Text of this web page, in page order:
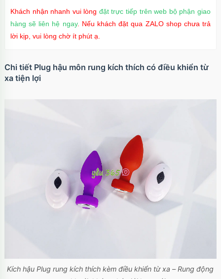
Ốp lưng MagSafe iPhone 17 Air Clear Case
trong suốt
Ốp lưng iPhone 17 Pro Clear Case Magnetic
trong suốt
OPC17PRtrị giá 70.000₫
Khách nhận nhanh vui lòng đặt trực tiếp trên web bộ phận giao
hàng sẽ liên hệ ngay. Nếu khách đặt qua ZALO shop chưa trả
lời kịp, vui lòng chờ ít phút ạ.
Chi tiết Plug hậu môn rung kích thích có điều khiển từ
xa tiện lợi
Kích hậu Plug rung kích thích kèm điều khiển từ xa – Rung động